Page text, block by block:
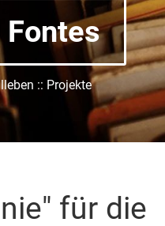
Fontes
:: Projekte
für die